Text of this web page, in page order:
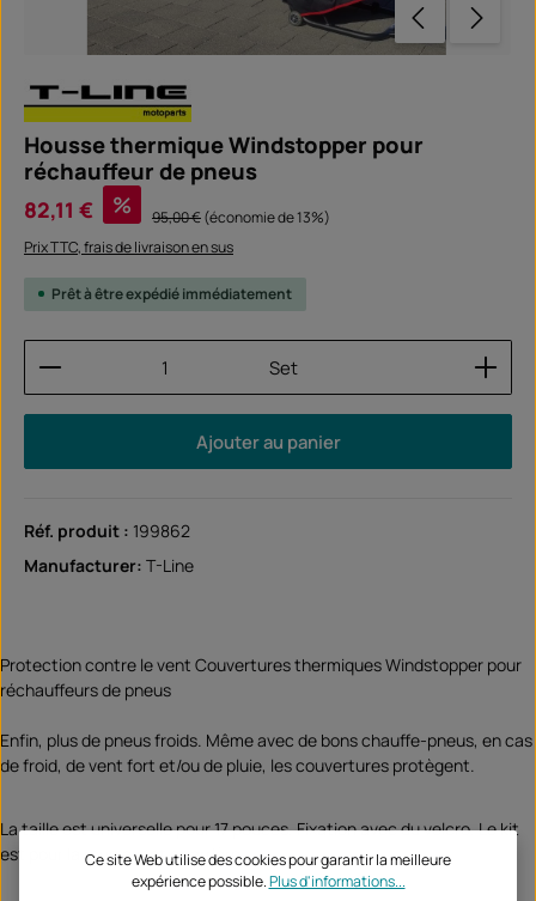
Housse thermique Windstopper pour
réchauffeur de pneus
Prix de vente :
82,11 € % Prix régulier :
95,00 €(économie de 13%)
Prix TTC, frais de livraison en sus
Prêt à être expédié immédiatement
Quantité de produit : Entrez la quantité
Set
Ajouter au panier
Réf. produit : 199862
Manufacturer: T-Line
Protection contre le vent Couvertures thermiques Windstopper pour
réchauffeurs de pneus
Enfin, plus de pneus froids. Même avec de bons chauffe-pneus, en cas
de froid, de vent fort et/ou de pluie, les couvertures protègent.
La taille est universelle pour 17 pouces. Fixation avec du velcro. Le kit
est pour la roue avant et arrière.
Ce site Web utilise des cookies pour garantir la meilleure
expérience possible.Plus d'informations...